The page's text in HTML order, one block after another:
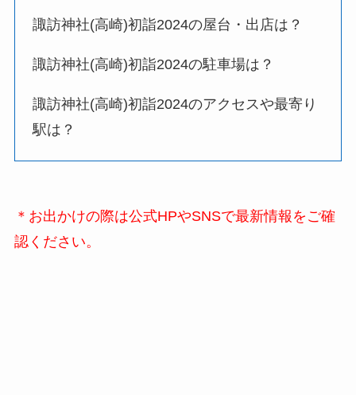
諏訪神社(高崎)初詣2024の屋台・出店は？
諏訪神社(高崎)初詣2024の駐車場は？
諏訪神社(高崎)初詣2024のアクセスや最寄り
駅は？
＊お出かけの際は公式HPやSNSで最新情報をご確
認ください。